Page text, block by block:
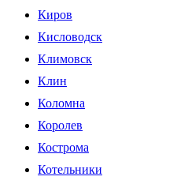
Киров
Кисловодск
Климовск
Клин
Коломна
Королев
Кострома
Котельники